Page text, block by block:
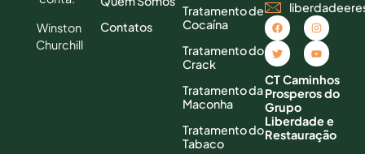
Winston
Churchill
Contatos
Tratamento de
Cocaína
Tratamento do
Crack
Tratamento da
Maconha
Tratamento do
Tabaco
CT Caminhos
Prosperos do
Grupo
Liberdade e
Restauração